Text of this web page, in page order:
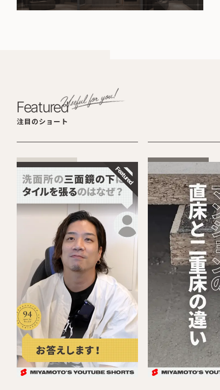
Featured
注目のショート